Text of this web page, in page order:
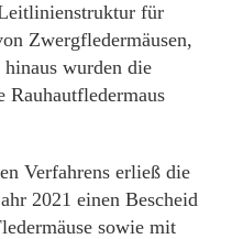
für
Zwergfledermäusen,
wurden die
Verfahrens erließ die
2021 einen Bescheid
sowie mit